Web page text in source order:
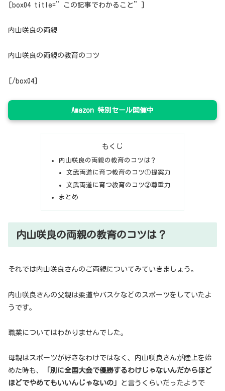
[box04 title=”この記事でわかること”]
内山咲良の両親
内山咲良の両親の教育のコツ
[/box04]
Amazon 特別セール開催中
もくじ
内山咲良の両親の教育のコツは？
文武両道に育つ教育のコツ①提案力
文武両道に育つ教育のコツ②尊重力
まとめ
内山咲良の両親の教育のコツは？
それでは内山咲良さんのご両親についてみていきましょう。
内山咲良さんの父親は柔道やバスケなどのスポーツをしていたよ
うです。
職業についてはわかりませんでした。
母親はスポーツが好きなわけではなく、内山咲良さんが陸上を始
めた時も、
「別に全国大会で優勝するわけじゃないんだからほど
ほどでやめてもいいんじゃないの」
と言うくらいだったようで